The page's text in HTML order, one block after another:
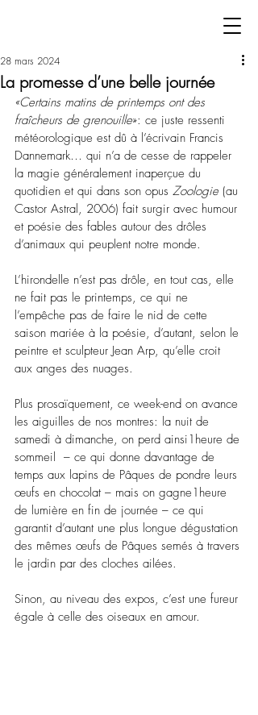
La promesse d’une belle journée
28 mars 2024
«Certains matins de printemps ont des
fraîcheurs de grenouille»: ce juste ressenti
météorologique est dû à l’écrivain Francis
Dannemark… qui n’a de cesse de rappeler
la magie généralement inaperçue du
quotidien et qui dans son opus Zoologie (au
Castor Astral, 2006) fait surgir avec humour
et poésie des fables autour des drôles
d’animaux qui peuplent notre monde.
L’hirondelle n’est pas drôle, en tout cas, elle
ne fait pas le printemps, ce qui ne
l’empêche pas de faire le nid de cette
saison mariée à la poésie, d’autant, selon le
peintre et sculpteur Jean Arp, qu’elle croit
aux anges des nuages.
Plus prosaïquement, ce week-end on avance
les aiguilles de nos montres: la nuit de
samedi à dimanche, on perd ainsi1heure de
sommeil  – ce qui donne davantage de
temps aux lapins de Pâques de pondre leurs
œufs en chocolat – mais on gagne1heure
de lumière en fin de journée – ce qui
garantit d’autant une plus longue dégustation
des mêmes œufs de Pâques semés à travers
le jardin par des cloches ailées.
Sinon, au niveau des expos, c’est une fureur
égale à celle des oiseaux en amour.